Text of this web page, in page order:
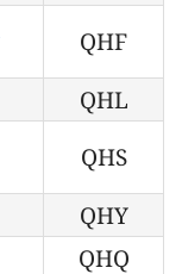
QHF
QHL
QHS
QHY
QHQ